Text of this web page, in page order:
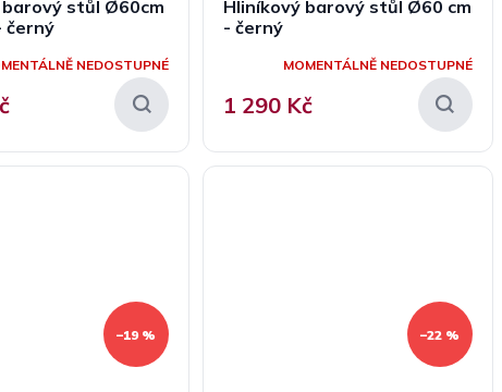
stůl Ø60cm
černý
NEDOSTUPNÉ
Hliníkový barový stůl Ø60 cm
- černý
MOMENTÁLNĚ NEDOSTUPNÉ
1 290 Kč
–19 % –22 %